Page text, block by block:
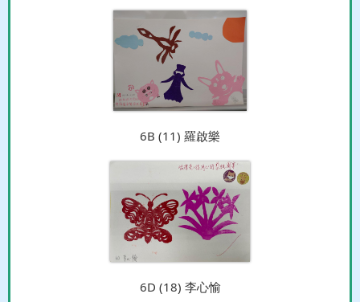
6B (11) 羅啟樂
6D (18) 李心愉